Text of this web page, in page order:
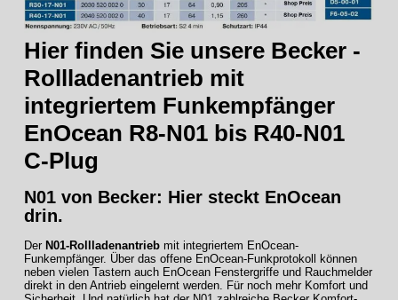
Hier finden Sie unsere Becker -
Rollladenantrieb mit
integriertem Funkempfänger
EnOcean R8-N01 bis R40-N01
C-Plug
N01 von Becker: Hier steckt EnOcean
drin.
Der N01-Rollladenantrieb mit integriertem EnOcean-
Funkempfänger. Über das offene EnOcean-Funkprotokoll können
neben vielen Tastern auch EnOcean Fenstergriffe und Rauchmelder
direkt in den Antrieb eingelernt werden. Für noch mehr Komfort und